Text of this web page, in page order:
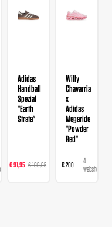
Adidas
Handball
Spezial
"Earth
Strata"
€ 91,95 € 109,95
webshops
Willy
Chavarria
x
Adidas
Megaride
"Powder
Red"
€ 200
4
webshops